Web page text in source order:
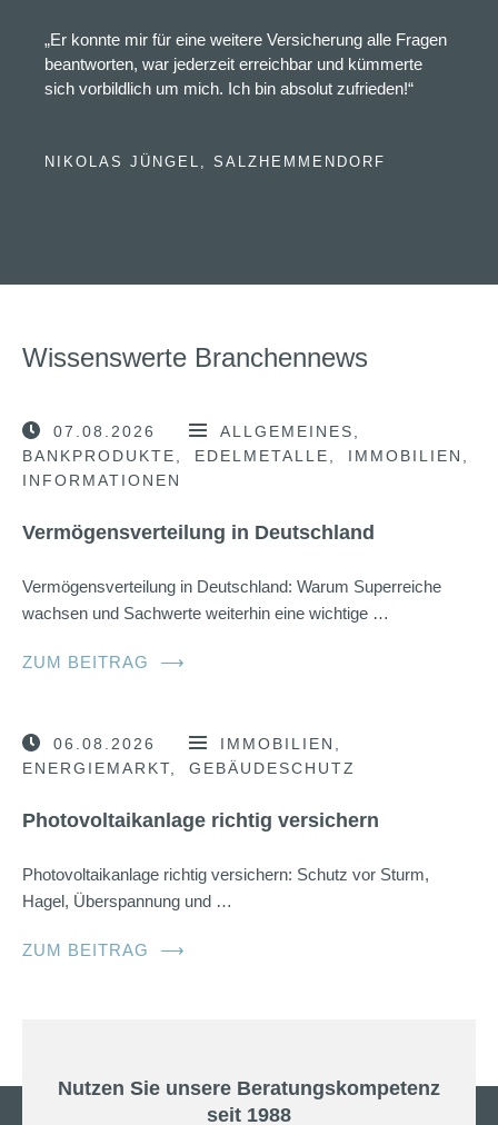
„Er konnte mir für eine weitere Versicherung alle Fragen
beantworten, war jederzeit erreichbar und kümmerte
sich vorbildlich um mich. Ich bin absolut zufrieden!“
NIKOLAS JÜNGEL, SALZHEMMENDORF
Wissenswerte Branchennews
07.08.2026
ALLGEMEINES
BANKPRODUKTE
EDELMETALLE
IMMOBILIEN
INFORMATIONEN
Vermögensverteilung in Deutschland
Vermögensverteilung in Deutschland: Warum Superreiche
wachsen und Sachwerte weiterhin eine wichtige …
ZUM BEITRAG ⟶
06.08.2026
IMMOBILIEN
ENERGIEMARKT
GEBÄUDESCHUTZ
Photovoltaikanlage richtig versichern
Photovoltaikanlage richtig versichern: Schutz vor Sturm,
Hagel, Überspannung und …
ZUM BEITRAG ⟶
Nutzen Sie unsere Beratungskompetenz
seit 1988